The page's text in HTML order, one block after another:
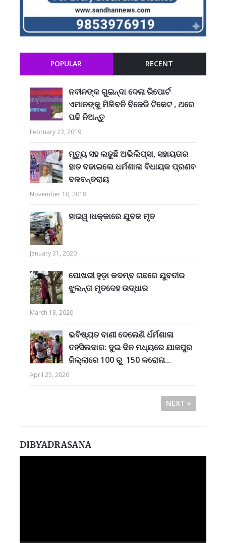
POPULAR RECENT
ନବୀନଙ୍କ ଗୁଇନ୍ଦା ଦେଲା ରିପୋର୍ଟ
ଏମାନଙ୍କୁ ମିଳିବନି ବିଜେଡି ଟିକେଟ , ଥରେ
ପଢି ନିଅନ୍ତୁ
February 23, 2019
ମୃତ୍ୟୁ ସହ ଲଢୁଛି ଅଭିଲିପ୍ସା, ସହାୟତାର
ହାତ ବଢାଇଲେ ଧର୍ମଶାଳା ବିଧାୟକ ପ୍ରଣବ
ବଳବନ୍ତରାୟ
November 10, 2018
ହାଇୱ।ଧକ୍କାରେ ଯୁବକ ମୃତ
January 31, 2020
ପୋଖରୀ ହୁଡ଼ା କଦମ୍ବ ଗଛରେ ଯୁବତୀର
ଝୁଲନ୍ତା ମୃତଦେହ ଉଦ୍ଧାର
March 13, 2020
ଭବିଷ୍ୟତ ବାଣୀ ଦେଲେଣି ର୍ଧର୍ମଶାଳା
ତହସିଲଦାର: ଦୁଇ ଦିନ ମଧ୍ୟରେ ଯାଜପୁର
ଜିଲ୍ଲାରେ 100 ରୁ 150 କରୋନା...
April 25, 2020
NEXT »
DIBYADRASANA